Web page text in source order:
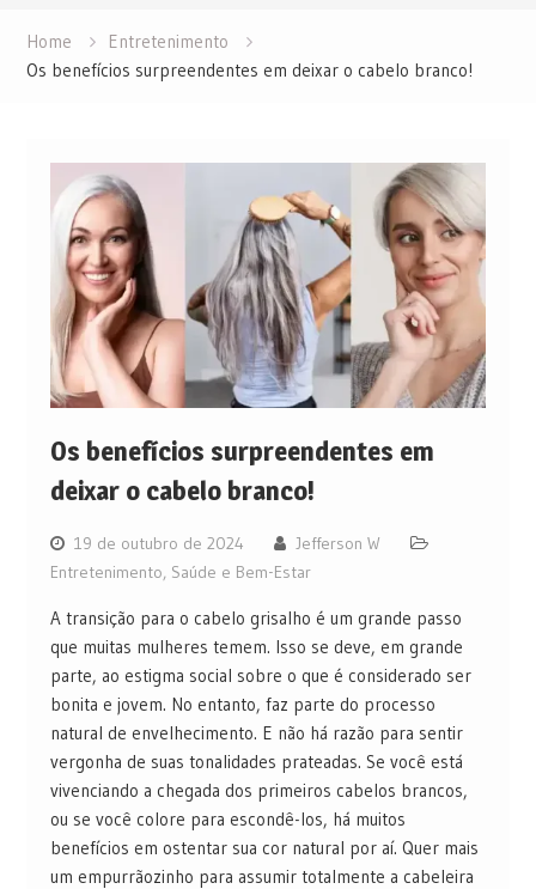
Home
Entretenimento
Os benefícios surpreendentes em deixar o cabelo branco!
Os benefícios surpreendentes em
deixar o cabelo branco!
19 de outubro de 2024
Jefferson W
Entretenimento, Saúde e Bem-Estar
A transição para o cabelo grisalho é um grande passo
que muitas mulheres temem. Isso se deve, em grande
parte, ao estigma social sobre o que é considerado ser
bonita e jovem. No entanto, faz parte do processo
natural de envelhecimento. E não há razão para sentir
vergonha de suas tonalidades prateadas. Se você está
vivenciando a chegada dos primeiros cabelos brancos,
ou se você colore para escondê-los, há muitos
benefícios em ostentar sua cor natural por aí. Quer mais
um empurrãozinho para assumir totalmente a cabeleira